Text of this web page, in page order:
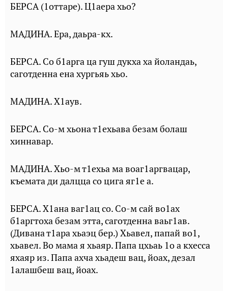
БЕРСА (1оттаре). Ц1аера хьо?
МАДИНА. Ера, даьра-кх.
БЕРСА. Со б1арга ца гуш дукха ха йоландаь,
саготденна ена хургьяь хьо.
МАДИНА. X1аув.
БЕРСА. Со-м хьона т1ехьава безам болаш
хиннавар.
МАДИНА. Хьо-м т1ехьа ма воаг1аргвацар,
къемата ди далцца со цига яг1е а.
БЕРСА. Х1ана ваг1ац со. Со-м сай во1ах
б1аргтоха безам этта, саготденна ваьг1ав.
(Дивана т1ара хьаэц бер.) Хьавел, папай во1,
хьавел. Во мама я хьаяр. Папа цхьаь 1о а кхесса
яхаяр из. Папа ахча хьадеш вац, йоах, дезал
1алашбеш вац, йоах.